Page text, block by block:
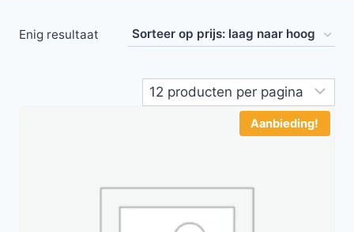
Enig resultaat
Aanbieding!